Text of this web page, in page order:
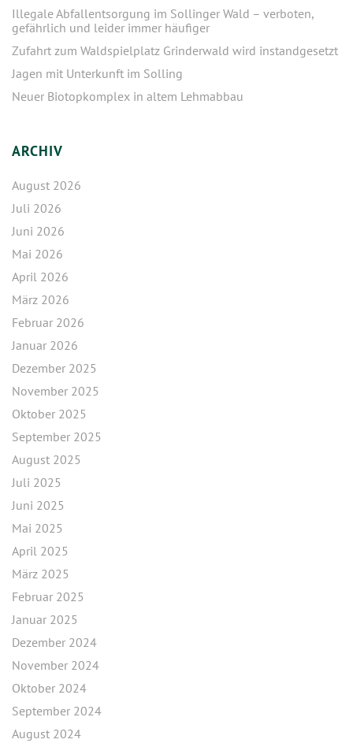
Illegale Abfallentsorgung im Sollinger Wald – verboten,
gefährlich und leider immer häufiger
Zufahrt zum Waldspielplatz Grinderwald wird instandgesetzt
Jagen mit Unterkunft im Solling
Neuer Biotopkomplex in altem Lehmabbau
ARCHIV
August 2026
Juli 2026
Juni 2026
Mai 2026
April 2026
März 2026
Februar 2026
Januar 2026
Dezember 2025
November 2025
Oktober 2025
September 2025
August 2025
Juli 2025
Juni 2025
Mai 2025
April 2025
März 2025
Februar 2025
Januar 2025
Dezember 2024
November 2024
Oktober 2024
September 2024
August 2024